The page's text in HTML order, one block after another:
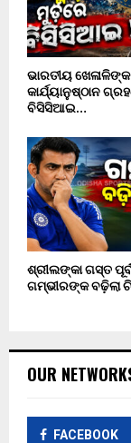
ଭାରତୀୟ
କାର୍ଯ୍ୟାନୁଷ୍ଠାନ
ବିସିସିଆଇ…
ଶ୍ରୀଲଙ୍କା ଗସ୍ତ
ଗମ୍ଭୀରଙ୍କ ବଢ଼ିଲା
OUR
FACEBOOK